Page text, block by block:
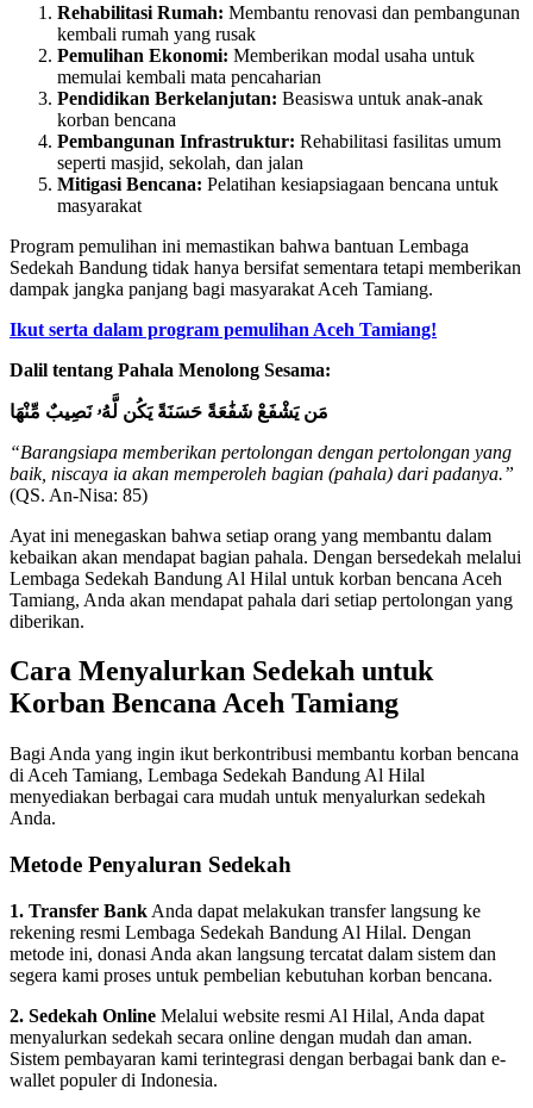
Rehabilitasi Rumah: Membantu renovasi dan pembangunan
kembali rumah yang rusak
Pemulihan Ekonomi: Memberikan modal usaha untuk
memulai kembali mata pencaharian
Pendidikan Berkelanjutan: Beasiswa untuk anak-anak
korban bencana
Pembangunan Infrastruktur: Rehabilitasi fasilitas umum
seperti masjid, sekolah, dan jalan
Mitigasi Bencana: Pelatihan kesiapsiagaan bencana untuk
masyarakat
Program pemulihan ini memastikan bahwa bantuan Lembaga
Sedekah Bandung tidak hanya bersifat sementara tetapi memberikan
dampak jangka panjang bagi masyarakat Aceh Tamiang.
Ikut serta dalam program pemulihan Aceh Tamiang!
Dalil tentang Pahala Menolong Sesama:
مَن يَشْفَعْ شَفَٰعَةً حَسَنَةً يَكُن لَّهُۥ نَصِيبٌ مِّنْهَا
“Barangsiapa memberikan pertolongan dengan pertolongan yang
baik, niscaya ia akan memperoleh bagian (pahala) dari padanya.”
(QS. An-Nisa: 85)
Ayat ini menegaskan bahwa setiap orang yang membantu dalam
kebaikan akan mendapat bagian pahala. Dengan bersedekah melalui
Lembaga Sedekah Bandung Al Hilal untuk korban bencana Aceh
Tamiang, Anda akan mendapat pahala dari setiap pertolongan yang
diberikan.
Cara Menyalurkan Sedekah untuk
Korban Bencana Aceh Tamiang
Bagi Anda yang ingin ikut berkontribusi membantu korban bencana
di Aceh Tamiang, Lembaga Sedekah Bandung Al Hilal
menyediakan berbagai cara mudah untuk menyalurkan sedekah
Anda.
Metode Penyaluran Sedekah
1. Transfer Bank Anda dapat melakukan transfer langsung ke
rekening resmi Lembaga Sedekah Bandung Al Hilal. Dengan
metode ini, donasi Anda akan langsung tercatat dalam sistem dan
segera kami proses untuk pembelian kebutuhan korban bencana.
2. Sedekah Online Melalui website resmi Al Hilal, Anda dapat
menyalurkan sedekah secara online dengan mudah dan aman.
Sistem pembayaran kami terintegrasi dengan berbagai bank dan e-
wallet populer di Indonesia.